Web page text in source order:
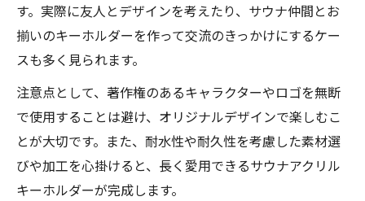
す。実際に友人とデザインを考えたり、サウナ仲間とお
揃いのキーホルダーを作って交流のきっかけにするケー
スも多く見られます。
注意点として、著作権のあるキャラクターやロゴを無断
で使用することは避け、オリジナルデザインで楽しむこ
とが大切です。また、耐水性や耐久性を考慮した素材選
びや加工を心掛けると、長く愛用できるサウナアクリル
キーホルダーが完成します。